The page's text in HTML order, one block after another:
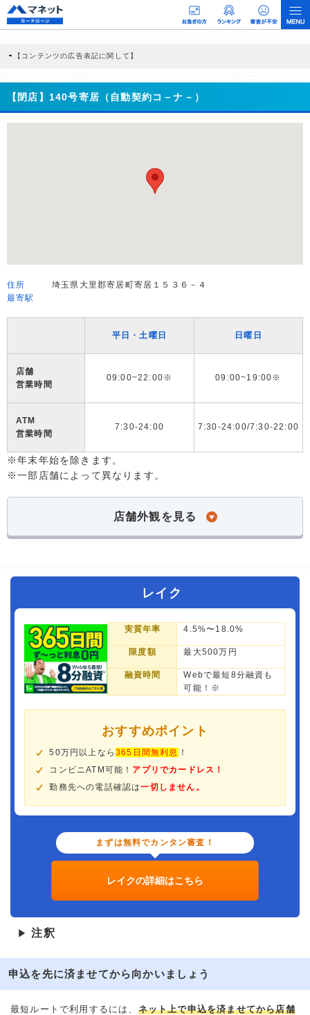
【コンテンツの広告表記に関して】
商品を根拠なくPRするものではなく、当編集部の調査／ユーザーへの口コミ収集な
どに基づき、公平性を担保した情報提供を行っています。
>提携企業一覧
【閉店】140号寄居（自動契約コ－ナ－）
住所
埼玉県大里郡寄居町寄居１５３６－４
最寄駅
平日・土曜日 日曜日
店舗
営業時間
09:00~22:00※ 09:00~19:00※
ATM
営業時間
7:30-24:00 7:30-24:00/7:30-22:00
※年末年始を除きます。
※一部店舗によって異なります。
店舗外観を見る
レイク
実質年率 4.5%〜18.0%
限度額 最大500万円
融資時間
Webで最短8分融資も
可能！※
おすすめポイント
50万円以上なら365日間無利息 ！
コンビニATM可能！ アプリでカードレス！
勤務先への電話確認は一切しません。
まずは無料でカンタン審査！
レイクの詳細はこちら
▶ 注釈
申込を先に済ませてから向かいましょう
最短ルートで利用するには、 ネット上で申込を済ませてから店舗